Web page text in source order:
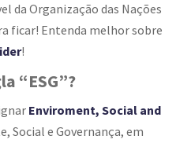
da Organização das Nações
ficar! Entenda melhor sobre
!
“ESG”?
Enviroment, Social and
Social e Governança, em